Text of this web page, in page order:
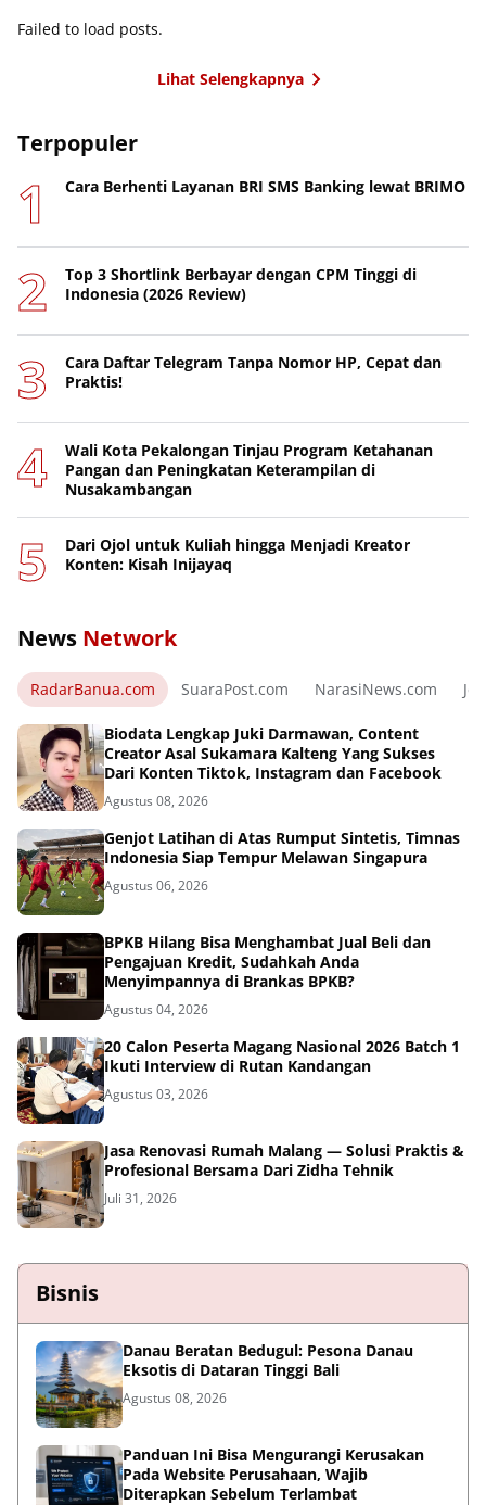
Failed to load posts.
Lihat Selengkapnya
Terpopuler
Cara Berhenti Layanan BRI SMS Banking lewat BRIMO
Top 3 Shortlink Berbayar dengan CPM Tinggi di
Indonesia (2026 Review)
Cara Daftar Telegram Tanpa Nomor HP, Cepat dan
Praktis!
Wali Kota Pekalongan Tinjau Program Ketahanan
Pangan dan Peningkatan Keterampilan di
Nusakambangan
Dari Ojol untuk Kuliah hingga Menjadi Kreator
Konten: Kisah Inijayaq
News Network
RadarBanua.com SuaraPost.com NarasiNews.com
Biodata Lengkap Juki Darmawan, Content
Creator Asal Sukamara Kalteng Yang Sukses
Dari Konten Tiktok, Instagram dan Facebook
Agustus 08, 2026
Genjot Latihan di Atas Rumput Sintetis, Timnas
Indonesia Siap Tempur Melawan Singapura
Agustus 06, 2026
BPKB Hilang Bisa Menghambat Jual Beli dan
Pengajuan Kredit, Sudahkah Anda
Menyimpannya di Brankas BPKB?
Agustus 04, 2026
20 Calon Peserta Magang Nasional 2026 Batch 1
Ikuti Interview di Rutan Kandangan
Agustus 03, 2026
Jasa Renovasi Rumah Malang — Solusi Praktis &
Profesional Bersama Dari Zidha Tehnik
Juli 31, 2026
Bisnis
Danau Beratan Bedugul: Pesona Danau
Eksotis di Dataran Tinggi Bali
Agustus 08, 2026
Panduan Ini Bisa Mengurangi Kerusakan
Pada Website Perusahaan, Wajib
Diterapkan Sebelum Terlambat